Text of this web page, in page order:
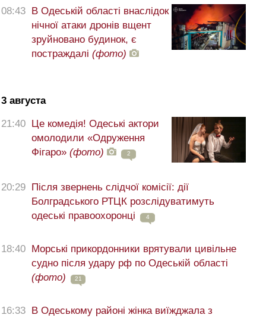
08:43 В Одеській області внаслідок
нічної атаки дронів вщент
зруйновано будинок, є
постраждалі (фото)
3 августа
21:40 Це комедія! Одеські актори
омолодили «Одруження
Фігаро» (фото) 2
20:29 Після звернень слідчої комісії: дії
Болградського РТЦК розслідуватимуть
одеські правоохоронці
4
18:40 Морські прикордонники врятували цивільне
судно після удару рф по Одеській області
(фото)
21
16:33 В Одеському районі жінка виїжджала з